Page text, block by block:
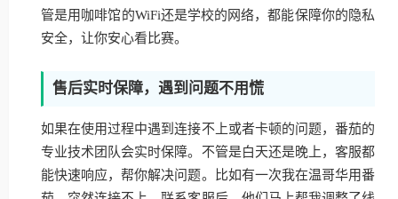
管是用咖啡馆的WiFi还是学校的网络，都能保障你的隐私
安全，让你安心看比赛。
售后实时保障，遇到问题不用慌
如果在使用过程中遇到连接不上或者卡顿的问题，番茄的
专业技术团队会实时保障。不管是白天还是晚上，客服都
能快速响应，帮你解决问题。比如有一次我在温哥华用番